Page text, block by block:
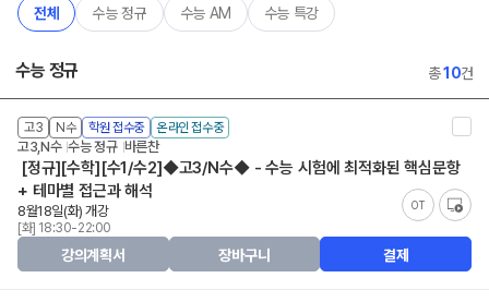
전체 수능 정규 수능 AM 수능 특강
수능 정규 총10건
고3 N수 학원 접수중 온라인 접수중
고3,N수 수능 정규 바른찬
[정규][수학][수1/수2]◆고3/N수◆ - 수능 시험에 최적화된 핵심문항
+ 테마별 접근과 해석
OT
8월18일(화) 개강
[화] 18:30-22:00
강의계획서 장바구니 결제